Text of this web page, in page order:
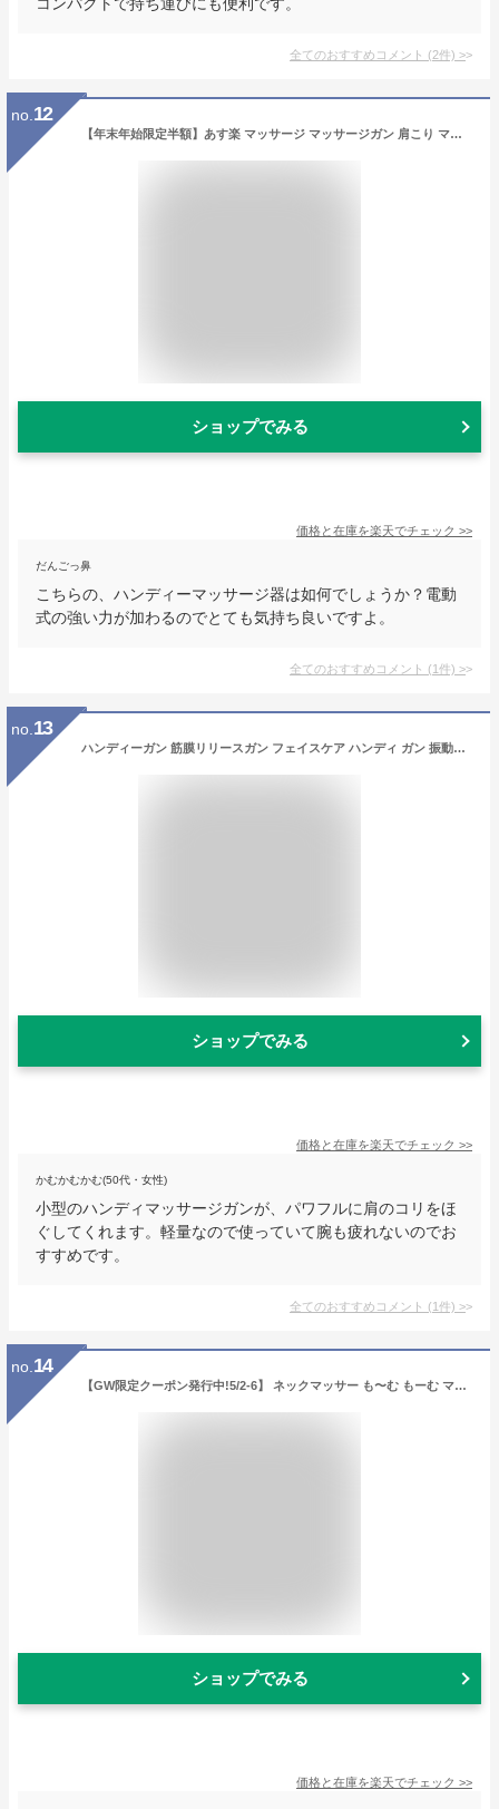
全てのおすすめコメント (2件) >
no. 12
【年末年始限定半額】あす楽 マッサージ マッサージガン 肩こり マッサージ器 マッサージ機 筋膜リリース ガン 軽量 ミニ 筋肉マッサージガン 全身ケア 健康器具 美容 肩 腰 背中 足裏 プレゼント【ハンディマッサージガン 】
ショップでみる
価格と在庫を楽天でチェック >>
だんごっ鼻
こちらの、ハンディーマッサージ器は如何でしょうか？電動
式の強い力が加わるのでとても気持ち良いですよ。
全てのおすすめコメント (1件) >
no. 13
ハンディーガン 筋膜リリースガン フェイスケア ハンディ ガン 振動マシン 小型 軽量 筋膜リリース 筋肉 ※ 医療用 肩こり 首こり マッサージ器 マッサージガン ではありません
ショップでみる
価格と在庫を楽天でチェック >>
かむかむかむ(50代・女性)
小型のハンディマッサージガンが、パワフルに肩のコリをほ
ぐしてくれます。軽量なので使っていて腕も疲れないのでお
すすめです。
全てのおすすめコメント (1件) >
no. 14
【GW限定クーポン発行中!5/2-6】 ネックマッサー も〜む もーむ マッサージ器 マッサージ機 マッサージ ネックマッサージ 首 肩 背中 腰 足 太もも 簡単 手軽 美容 健康 肩こり 肩もみ 母の日 父の日 ギフト プレゼント クロシオ 白 ホワイト 黒 ブラック
ショップでみる
価格と在庫を楽天でチェック >>